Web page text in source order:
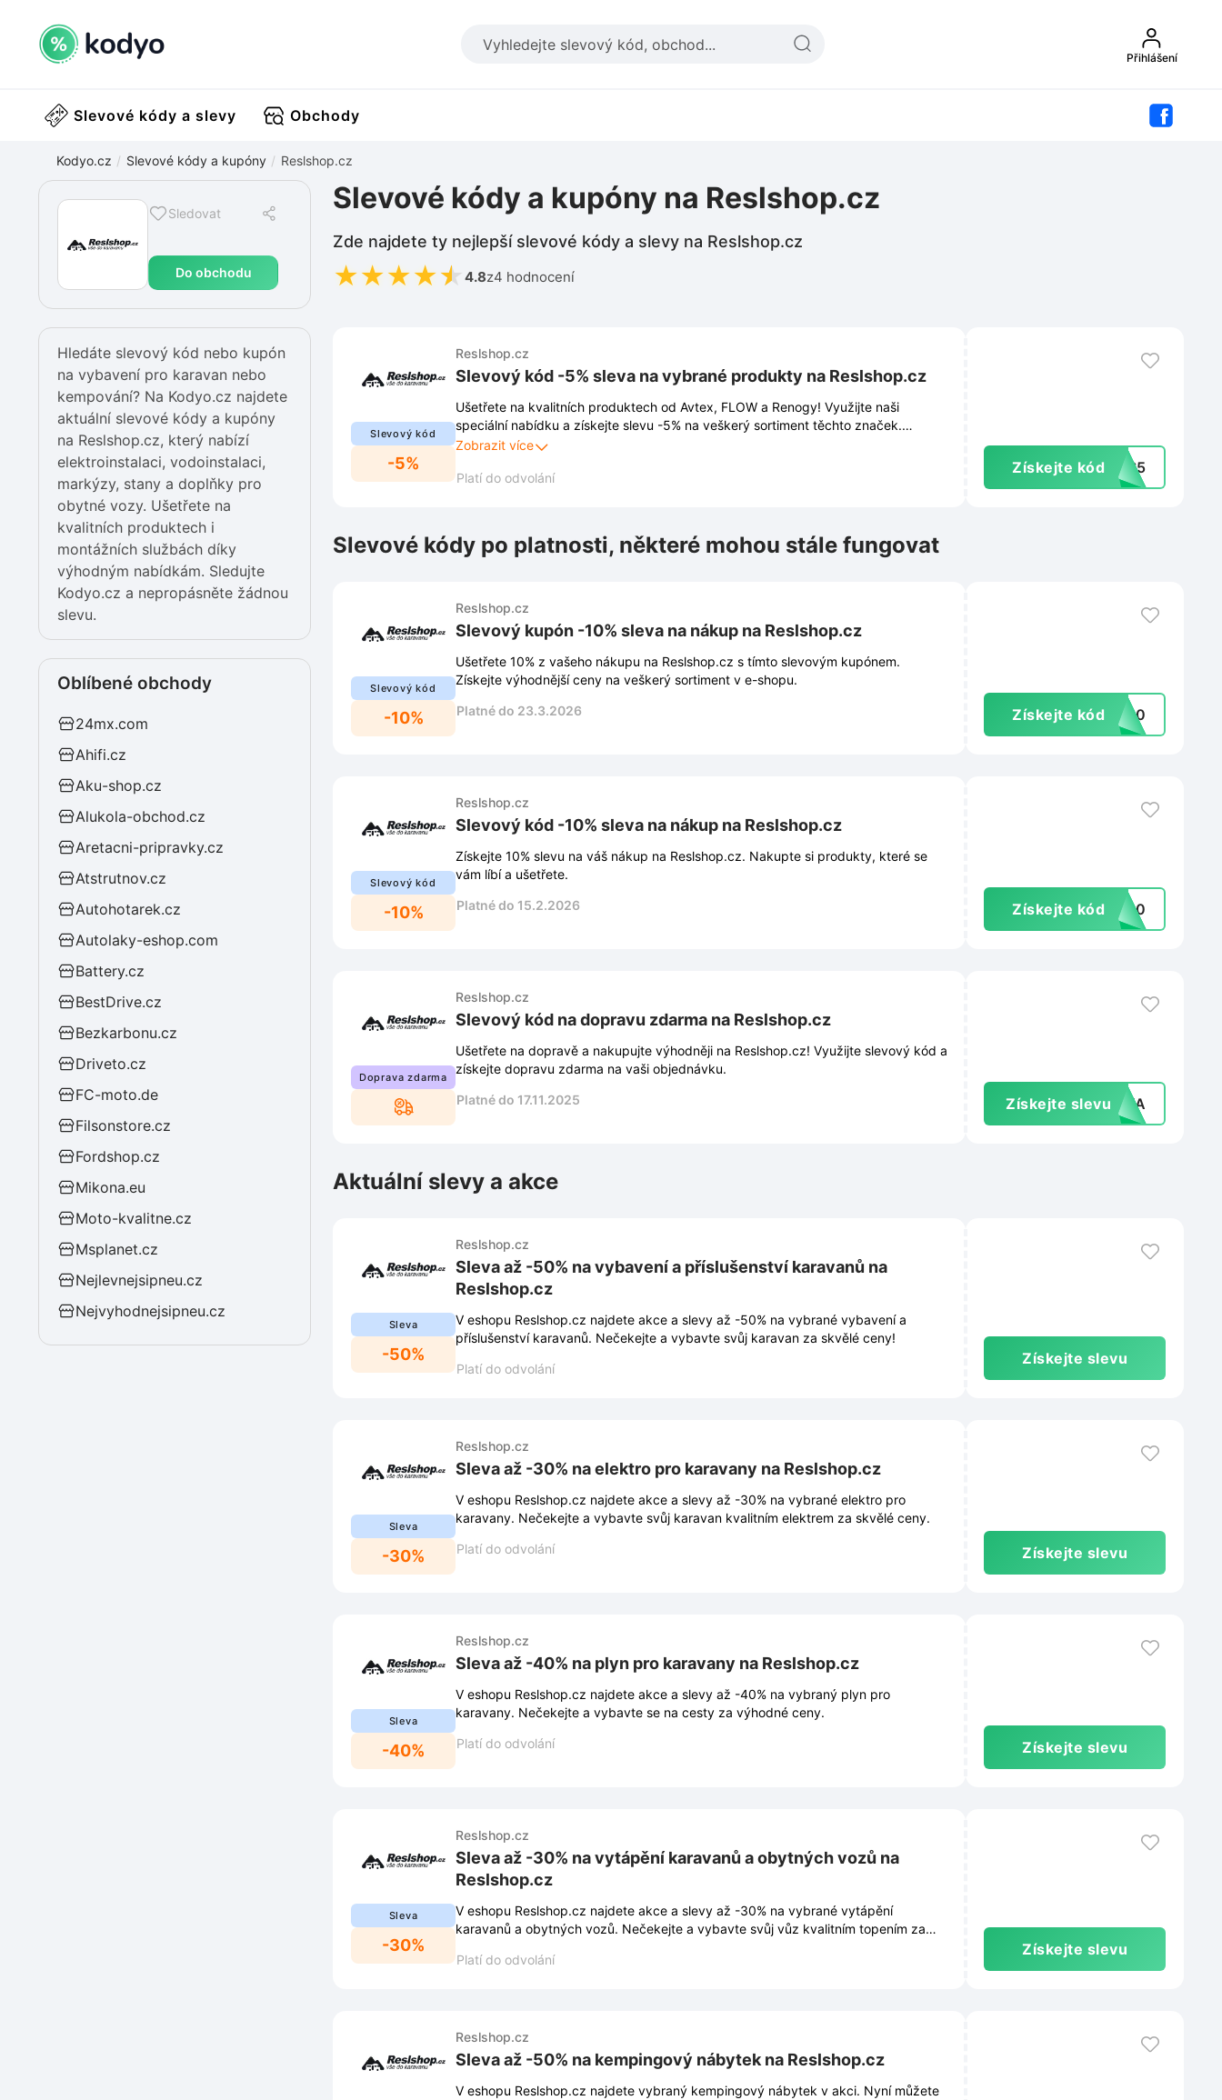
Přihlášení
Slevové kódy a slevy Obchody
Kodyo.cz Slevové kódy a kupóny Reslshop.cz
Sledovat
Do obchodu
Slevové kódy a kupóny na Reslshop.cz
Zde najdete ty nejlepší slevové kódy a slevy na Reslshop.cz
★★★★★ 4.8z4 hodnocení
Hledáte slevový kód nebo kupón
na vybavení pro karavan nebo
kempování? Na Kodyo.cz najdete
aktuální slevové kódy a kupóny
na Reslshop.cz, který nabízí
elektroinstalaci, vodoinstalaci,
markýzy, stany a doplňky pro
obytné vozy. Ušetřete na
kvalitních produktech i
montážních službách díky
výhodným nabídkám. Sledujte
Kodyo.cz a nepropásněte žádnou
slevu.
Oblíbené obchody
24mx.com
Ahifi.cz
Aku-shop.cz
Alukola-obchod.cz
Aretacni-pripravky.cz
Atstrutnov.cz
Autohotarek.cz
Autolaky-eshop.com
Battery.cz
BestDrive.cz
Bezkarbonu.cz
Driveto.cz
FC-moto.de
Filsonstore.cz
Fordshop.cz
Mikona.eu
Moto-kvalitne.cz
Msplanet.cz
Nejlevnejsipneu.cz
Nejvyhodnejsipneu.cz
Slevový kód
-5%
Reslshop.cz
Slevový kód -5% sleva na vybrané produkty na Reslshop.cz
Ušetřete na kvalitních produktech od Avtex, FLOW a Renogy! Využijte naši
speciální nabídku a získejte slevu -5% na veškerý sortiment těchto značek.
Nečekejte a nakupujte na Reslshop.cz výhodněji!
Zobrazit více
Platí do odvolání
Získejte kód ERS5
Slevové kódy po platnosti, některé mohou stále fungovat
Slevový kód
-10%
Reslshop.cz
Slevový kupón -10% sleva na nákup na Reslshop.cz
Ušetřete 10% z vašeho nákupu na Reslshop.cz s tímto slevovým kupónem.
Získejte výhodnější ceny na veškerý sortiment v e-shopu.
Platné do 23.3.2026
Získejte kód VA10
Slevový kód
-10%
Reslshop.cz
Slevový kód -10% sleva na nákup na Reslshop.cz
Získejte 10% slevu na váš nákup na Reslshop.cz. Nakupte si produkty, které se
vám líbí a ušetřete.
Platné do 15.2.2026
Získejte kódYN10
Doprava zdarma
Reslshop.cz
Slevový kód na dopravu zdarma na Reslshop.cz
Ušetřete na dopravě a nakupujte výhodněji na Reslshop.cz! Využijte slevový kód a
získejte dopravu zdarma na vaši objednávku.
Platné do 17.11.2025
Získejte slevuRAVA
Aktuální slevy a akce
Sleva
-50%
Reslshop.cz
Sleva až -50% na vybavení a příslušenství karavanů na
Reslshop.cz
V eshopu Reslshop.cz najdete akce a slevy až -50% na vybrané vybavení a
příslušenství karavanů. Nečekejte a vybavte svůj karavan za skvělé ceny!
Platí do odvolání
Získejte slevu
Sleva
-30%
Reslshop.cz
Sleva až -30% na elektro pro karavany na Reslshop.cz
V eshopu Reslshop.cz najdete akce a slevy až -30% na vybrané elektro pro
karavany. Nečekejte a vybavte svůj karavan kvalitním elektrem za skvělé ceny.
Platí do odvolání
Získejte slevu
Sleva
-40%
Reslshop.cz
Sleva až -40% na plyn pro karavany na Reslshop.cz
V eshopu Reslshop.cz najdete akce a slevy až -40% na vybraný plyn pro
karavany. Nečekejte a vybavte se na cesty za výhodné ceny.
Platí do odvolání
Získejte slevu
Sleva
-30%
Reslshop.cz
Sleva až -30% na vytápění karavanů a obytných vozů na
Reslshop.cz
V eshopu Reslshop.cz najdete akce a slevy až -30% na vybrané vytápění
karavanů a obytných vozů. Nečekejte a vybavte svůj vůz kvalitním topením za
Platí do odvolání
Získejte slevu
Reslshop.cz
Sleva až -50% na kempingový nábytek na Reslshop.cz
V eshopu Reslshop.cz najdete vybraný kempingový nábytek v akci. Nyní můžete